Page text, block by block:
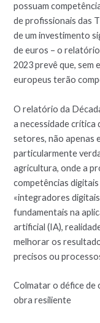
possuam
de profissionais das
de um investimento
de euros – o
2023 prevê que, sem
europeus terão
O relatório da
a necessidade crítica
setores, não apenas
particularmente
agricultura, onde a
competências
«integradores
fundamentais na
artificial (IA),
melhorar os
precisos ou
Colmatar o défice de
obra resiliente